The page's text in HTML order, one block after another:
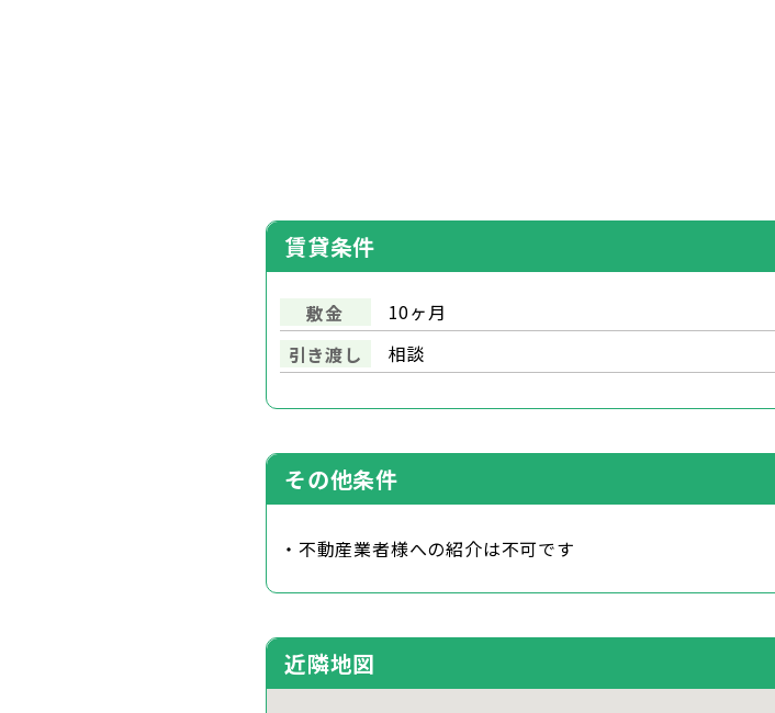
賃貸条件
敷金
10ヶ月
引き渡し
相談
その他条件
・不動産業者様への紹介は不可です
近隣地図